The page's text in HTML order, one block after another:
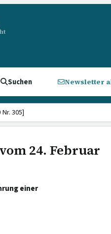
Suchen Newsletter
305]
24. Februar
einer